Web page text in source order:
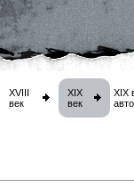
XVIII
век
XIX
век
XIX